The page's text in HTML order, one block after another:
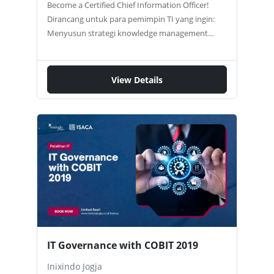
Become a Certified Chief Information Officer!
Dirancang untuk para pemimpin TI yang ingin:
Menyusun strategi knowledge management
Mengembangkan kerangka business intelligence
Merancang dan mengeksekusi roadmap bisnis
Mengelola proyek dan pengadaan end-to-end
Terarah, dan Siap Eksekusi Nyata? Ikuti pelatihan
3 hari yang akan membekali Anda untuk menjadi
seorang CIO modern, pengambil keputusan
strategis yang mampu menjembatani kebutuhan
bisnis dan teknologi. Pelatihan ini untuk Anda
yang berperan sebagai: CIO yang ingin lebih
strategis IT Manager yang siap naik ke level
direksi CEO atau Business Owner yang ingin
menyusun roadmap digital Head of…
View Details
IT Governance with COBIT 2019
Inixindo Jogja